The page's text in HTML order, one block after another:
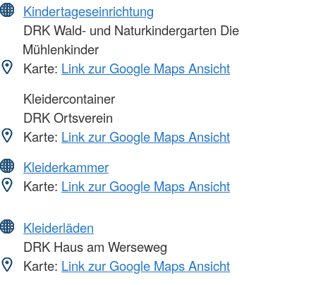
Kindertageseinrichtung
DRK Wald- und Naturkindergarten Die
Mühlenkinder
Karte: Link zur Google Maps Ansicht
Kleidercontainer
DRK Ortsverein
Karte: Link zur Google Maps Ansicht
Kleiderkammer
Karte: Link zur Google Maps Ansicht
Kleiderläden
DRK Haus am Werseweg
Karte: Link zur Google Maps Ansicht